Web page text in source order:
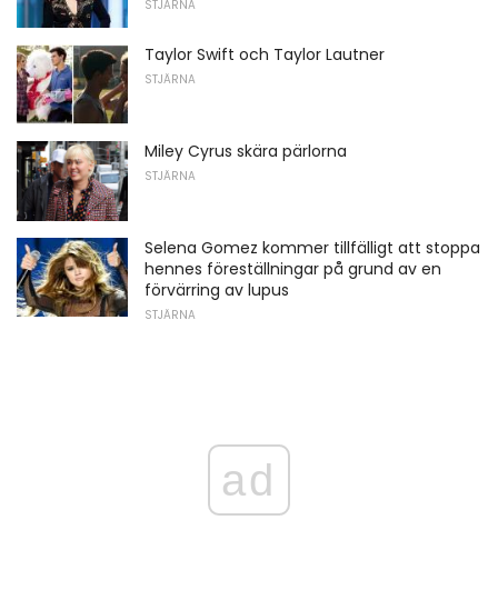
STJÄRNA
Taylor Swift och Taylor Lautner
STJÄRNA
Miley Cyrus skära pärlorna
STJÄRNA
Selena Gomez kommer tillfälligt att stoppa
hennes föreställningar på grund av en
förvärring av lupus
STJÄRNA
ad